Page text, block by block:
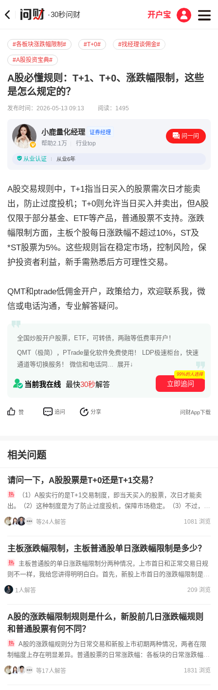
·30秒问财 开户宝
#各板块涨跌幅限制# #T+0# #找经理谈佣金#
#A股投资宝典#
A股必懂规则：T+1、T+0、涨跌幅限制，这些
是怎么规定的？
发布时间：2026-05-13 09:13 阅读：1495
小鹿量化经理 证券经理
帮助2.1万 行业top
问一问
从业认证 从业6年
A股交易规则中，T+1指当日买入的股票需次日才能卖
出，防止过度投机；T+0则允许当日买入并卖出，但A股
仅限于部分基金、ETF等产品，普通股票不支持。涨跌
幅限制方面，主板个股每日涨跌幅不超过10%，ST及
*ST股票为5%。这些规则旨在稳定市场，控制风险，保
护投资者利益，新手需熟悉后方可理性交易。
QMT和ptrade低佣金开户，政策给力，欢迎联系我，微
信或电话沟通，专业解答疑问。
全国炒股开户股票，ETF，可转债，两融等低费率开户！
QMT（极简），PTrade量化软件免费使用！ LDP极速柜台，快速
通道等切换服务！ 微信和电话同... 展开↓
当前我在线 最快30秒解答 立即追问
99%的人选择
赞 追问 分享 问财App下载
相关问题
请问一下，A股股票是T+0还是T+1交易？
出。（2）这种制度是为了防止过度投机，保障市场稳定。（3）不过，部
分ETF、权证等产品可能有不同的交易规则。想深入了解A股...
等24人解答 1081 浏览
主板涨跌幅限制，主板普通股单日涨跌幅限制是多少？
则不一样，我给您讲得明明白白。首先，新股上市首日的涨跌幅限制是
44%，开盘后最多能涨到发行价的144%，最低跌到发行价的56...
1人解答 209 浏览
A股的涨跌幅限制规则是什么，新股前几日涨跌幅规则
和普通股票有何不同？
制幅度上存在明显差异。普通股票的日常涨跌幅：各板块的日常涨跌幅限
制不同。主板普通股票的涨跌幅限制为±10%新股上市前5日的特...
等17人解答 1831 浏览